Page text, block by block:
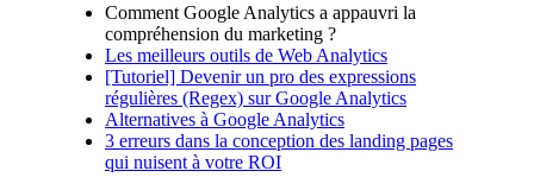
Comment Google Analytics a appauvri la
compréhension du marketing ?
Les meilleurs outils de Web Analytics
[Tutoriel] Devenir un pro des expressions
régulières (Regex) sur Google Analytics
Alternatives à Google Analytics
3 erreurs dans la conception des landing pages
qui nuisent à votre ROI